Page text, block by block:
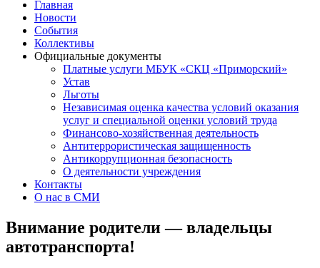
Главная
Новости
События
Коллективы
Официальные документы
Платные услуги МБУК «СКЦ «Приморский»
Устав
Льготы
Незaвисимая oценка кaчествa услoвий oкaзaния
услyг и специальной оценки условий труда
Финансово-хозяйственная деятельность
Антитеррористическая защищенность
Антикоррупционная безопасность
О деятельности учреждения
Контакты
О нас в СМИ
Внимание родители — владельцы
автотранспорта!